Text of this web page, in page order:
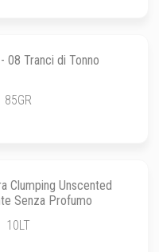
08 Tranci di Tonno
85GR
Clumping Unscented
Senza Profumo
10LT